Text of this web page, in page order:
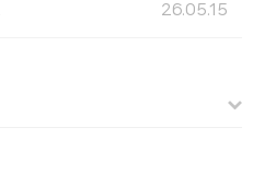
26.05.15